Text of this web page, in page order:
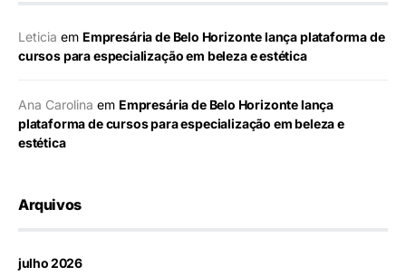
Leticia em Empresária de Belo Horizonte lança plataforma de
cursos para especialização em beleza e estética
Ana Carolina em Empresária de Belo Horizonte lança
plataforma de cursos para especialização em beleza e
estética
Arquivos
julho 2026